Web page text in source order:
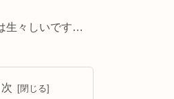
生々しいです…
次